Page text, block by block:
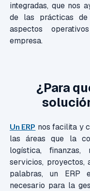
integradas, que nos
de las prácticas de
aspectos
empresa.
¿Para
Un ERP nos facilita y
las áreas que la
logística, finanzas,
servicios, proyectos,
palabras, un ERP
necesario para la